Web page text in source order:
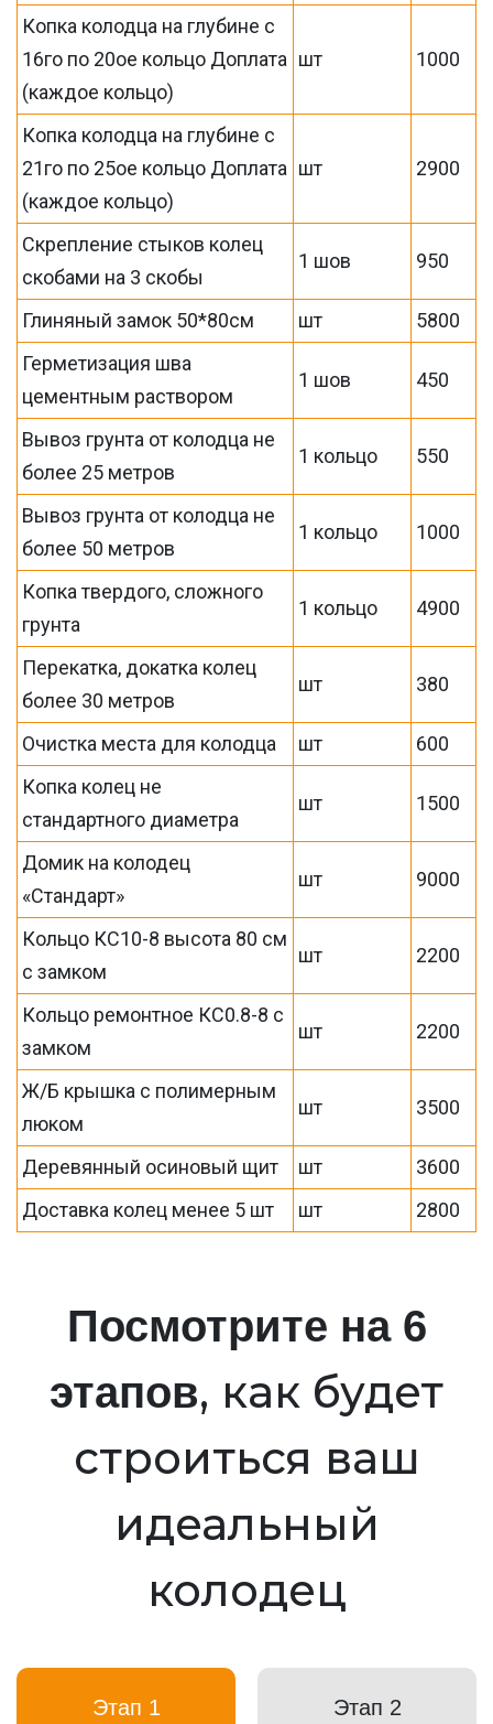
Копка колодца на глубине с
16го по 20ое кольцо Доплата
(каждое кольцо)
шт 1000
Копка колодца на глубине с
21го по 25ое кольцо Доплата
(каждое кольцо)
шт 2900
Скрепление стыков колец
скобами на 3 скобы
1 шов 950
Глиняный замок 50*80см шт
5800
Герметизация шва
цементным раствором
1 шов 450
Вывоз грунта от колодца не
более 25 метров
1 кольцо 550
Вывоз грунта от колодца не
более 50 метров
1 кольцо 1000
Копка твердого, сложного
грунта
1 кольцо 4900
Перекатка, докатка колец
более 30 метров
шт 380
Очистка места для колодца шт
600
Копка колец не
стандартного диаметра
шт 1500
Домик на колодец
«Стандарт»
шт 9000
Кольцо КС10-8 высота 80 см
с замком
шт 2200
Кольцо ремонтное КС0.8-8 с
замком
шт 2200
Ж/Б крышка с полимерным
люком
шт 3500
Деревянный осиновый щит шт
3600
Доставка колец менее 5 шт
шт 2800
Посмотрите на 6
этапов, как будет
строиться ваш
идеальный
колодец
Этап 1 Этап 2